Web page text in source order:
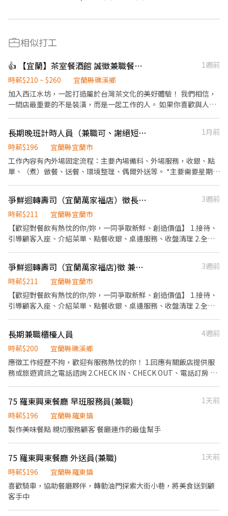
相似打工
👍 【宜蘭】茶室餐酒館 誠徵兼職餐飲人員及調酒師 高薪
1週前
時薪$210 ~ $260
宜蘭縣礁溪鄉
加入西江水坊，一起打造屬於台灣茶文化的美好體驗！ 我們相信，
一間店最重要的不是裝潢，而是一起工作的人。 如果你喜歡與人交
起成長、一起創造回憶的地方。 ⸻ 【工作職缺】 餐飲人員（起
薪 $210 起） * 菜單介紹、點餐及送餐服務 * 簡易飲品及餐食製作 *
協助調酒師完成飲品製作 * 活動推廣、商品包裝及備料 * 辨識酒
品、環境及器具清潔維護 ⸻ 廚房助手（起薪 $210 起） * 協助
外場夥伴合作，提供順暢的用餐體驗 ⸻ 調酒師（起薪 $250
起） * 茶酒、調酒及茶飲製作，維持飲品品質與出杯效率 * 提供顧
存管理及開店、打烊作業 * 吧台環境、器具清潔與日常維護 * 協助
新品研發與品牌活動執行 ⸻ 【工作環境】 西江水坊是一間以台
灣茶文化為核心的茶室餐酒館。 不同於一般酒吧的熱鬧喧囂，我們
希望打造一個安靜、復古、自在的空間，讓每一位來到這裡的人，
都能暫時放慢腳步，好好享受一杯茶、一杯酒，以及屬於自己的片
刻時光。 店內採 「禁止搭訕」 原則，來店客人大多尊重彼此的界
線，也認同我們所營造的文化與氛圍。 我們相信，好的服務不是過
度打擾，而是在適當的時候，給予最舒服的陪伴。 ⸻ 【我們期
待這樣的你】 如果你符合以下特質，相信會很適合加入我們： * 具
餐飲相關工作經驗 * 愛乾淨、做事細心 * 主動學習、具責任感 * 具
產品研發或風味設計能力 * 願意學習茶葉、咖啡或酒類知識 * 具基
本攝影或短影音拍攝能力 比起經驗，我們更重視你的態度與學習意
願。 ⸻ 【加入前，想請你先了解】 餐飲工作需要長時間站立，
也需要與不同的客人互動。 如果你不適合久站、害怕與人交流、缺
工作，而是一個願意一起學習、一起成長的團隊，我們很期待認識
你。
長期晚班計時人員（兼職可、謝絕短期工讀）
1月前
時薪$196
宜蘭縣宜蘭市
工作內容有內外場固定流程：主要內場備料、外場服務，收銀、點
單、（煮）做餐、送餐、環境整理、偶爾外送等。 *主要需要星期一
整。 想要多賺一些收入是非常歡迎的😊） ***需長期配合（一年以
上）*** ***需長期配合（一年以上）*** ***需長期配合（一年以
上）*** ✅排班彈性不囉嗦 ✅環境單純同事好相處 ✅工作內容簡單好
上手
爭鮮迴轉壽司（宜蘭萬家福店）徵長期兼職
3週前
時薪$211
宜蘭縣宜蘭市
【歡迎對餐飲有熱忱的你/妳，一同爭取新鮮、創造價值】 1.接待、
引導顧客入座、介紹菜單、點餐收銀、桌邊服務、收盤清理 2.全方
爭鮮迴轉壽司（宜蘭萬家福店)徵 兼職人員
3週前
時薪$211
宜蘭縣宜蘭市
【歡迎對餐飲有熱忱的你/妳，一同爭取新鮮、創造價值】 1.接待、
引導顧客入座、介紹菜單、點餐收銀、桌邊服務、收盤清理 2.全方
長期兼職櫃檯人員
4週前
時薪$200
宜蘭縣礁溪鄉
應徵工作經歷不拘，歡迎有服務熱忱的你！ 1.回應有關飯店提供服
務或旅遊資訊之電話諮詢 2.CHECK IN、CHECK OUT、電話訂房 3.
75 羅東興東餐廳 早班服務員(兼職)
1天前
時薪$196
宜蘭縣羅東鎮
製作美味餐點 親切服務顧客 餐廳運作的最佳幫手
75 羅東興東餐廳 外送員(兼職)
1天前
時薪$196
宜蘭縣羅東鎮
喜歡騎車，協助餐廳夥伴，轉動油門探索大街小巷，將美食送到顧
客手中